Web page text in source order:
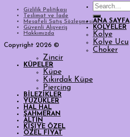
Gizlilik Politikası
Teslimat ve İade
Mesafeli Satış Sözleşmesi
Güvenli Alışveriş
Hakkımızda
Copyright 2026 ©
Search
for:
ANA SAYFA
KOLYELER
Kolye
Kolye Ucu
Choker
Zincir
KÜPELER
Küpe
Kıkırdak Küpe
Piercing
BİLEZİKLER
YÜZÜKLER
HAL HAL
ŞAHMERAN
ALTIN
KİŞİYE ÖZEL
ÖZEL FİYAT